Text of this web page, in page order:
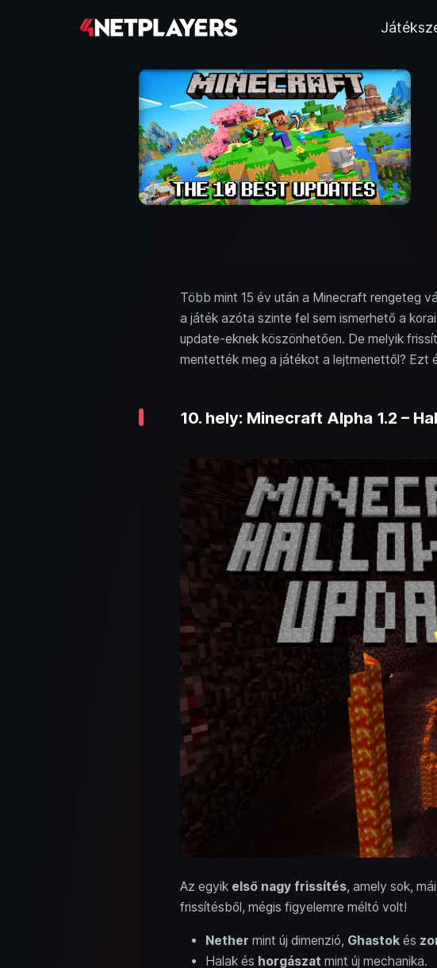
Több mint 15 év után a Minecraft rengeteg
a játék azóta szinte fel sem ismerhető a
update-eknek köszönhetően. De melyik
mentették meg a játékot a lejtmenettől? Ezt
10. hely: Minecraft Alpha 1.2 –
Az egyik első nagy frissítés, amely sok,
frissítésből, mégis figyelemre méltó volt!
Nether mint új dimenzió, Ghastokés
Halak és horgászat mint új mechanika.